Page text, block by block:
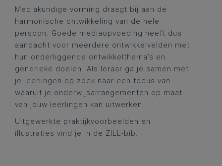
Mediakundige vorming draagt bij aan de
harmonische ontwikkeling van de hele
persoon. Goede mediaopvoeding heeft dus
aandacht voor meerdere ontwikkelvelden met
hun onderliggende ontwikkelthema’s en
generieke doelen. Als leraar ga je samen met
je leerlingen op zoek naar een focus van
waaruit je onderwijsarrangementen op maat
van jouw leerlingen kan uitwerken.
Uitgewerkte praktijkvoorbeelden en
illustraties vind je in de ZILL-bib.